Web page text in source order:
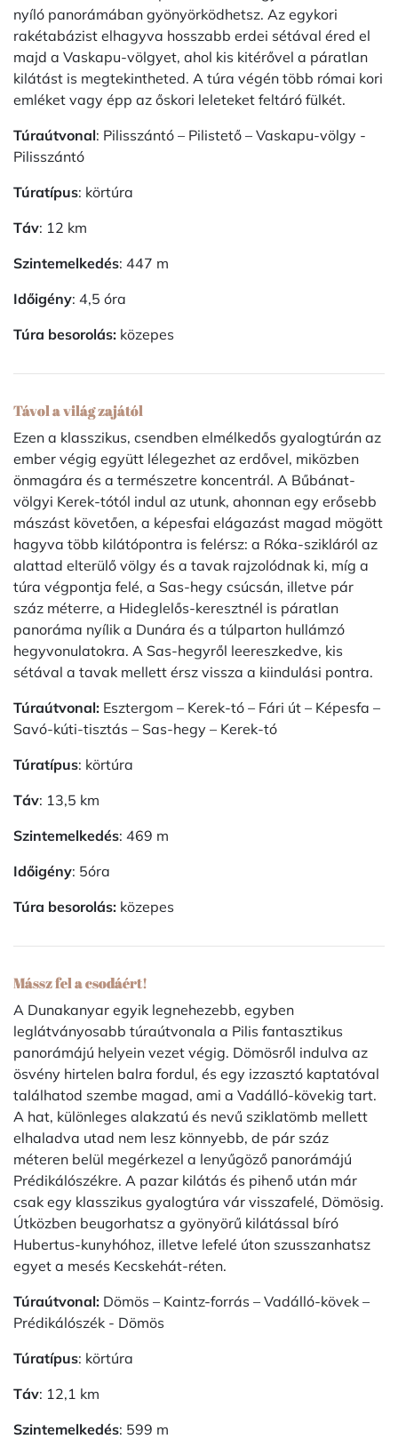
nyíló panorámában gyönyörködhetsz. Az egykori
rakétabázist elhagyva hosszabb erdei sétával éred el
majd a Vaskapu-völgyet, ahol kis kitérővel a páratlan
kilátást is megtekintheted. A túra végén több római kori
emléket vagy épp az őskori leleteket feltáró fülkét.
Túraútvonal: Pilisszántó – Pilistető – Vaskapu-völgy -
Pilisszántó
Túratípus: körtúra
Táv: 12 km
Szintemelkedés: 447 m
Időigény: 4,5 óra
Túra besorolás: közepes
Távol a világ zajától
Ezen a klasszikus, csendben elmélkedős gyalogtúrán az
ember végig együtt lélegezhet az erdővel, miközben
önmagára és a természetre koncentrál. A Bűbánat-
völgyi Kerek-tótól indul az utunk, ahonnan egy erősebb
mászást követően, a képesfai elágazást magad mögött
hagyva több kilátópontra is felérsz: a Róka-szikláról az
alattad elterülő völgy és a tavak rajzolódnak ki, míg a
túra végpontja felé, a Sas-hegy csúcsán, illetve pár
száz méterre, a Hideglelős-keresztnél is páratlan
panoráma nyílik a Dunára és a túlparton hullámzó
hegyvonulatokra. A Sas-hegyről leereszkedve, kis
sétával a tavak mellett érsz vissza a kiindulási pontra.
Túraútvonal: Esztergom – Kerek-tó – Fári út – Képesfa –
Savó-kúti-tisztás – Sas-hegy – Kerek-tó
Túratípus: körtúra
Táv: 13,5 km
Szintemelkedés: 469 m
Időigény: 5óra
Túra besorolás: közepes
Mássz fel a csodáért!
A Dunakanyar egyik legnehezebb, egyben
leglátványosabb túraútvonala a Pilis fantasztikus
panorámájú helyein vezet végig. Dömösről indulva az
ösvény hirtelen balra fordul, és egy izzasztó kaptatóval
találhatod szembe magad, ami a Vadálló-kövekig tart.
A hat, különleges alakzatú és nevű sziklatömb mellett
elhaladva utad nem lesz könnyebb, de pár száz
méteren belül megérkezel a lenyűgöző panorámájú
Prédikálószékre. A pazar kilátás és pihenő után már
csak egy klasszikus gyalogtúra vár visszafelé, Dömösig.
Útközben beugorhatsz a gyönyörű kilátással bíró
Hubertus-kunyhóhoz, illetve lefelé úton szusszanhatsz
egyet a mesés Kecskehát-réten.
Túraútvonal: Dömös – Kaintz-forrás – Vadálló-kövek –
Prédikálószék - Dömös
Túratípus: körtúra
Táv: 12,1 km
Szintemelkedés: 599 m